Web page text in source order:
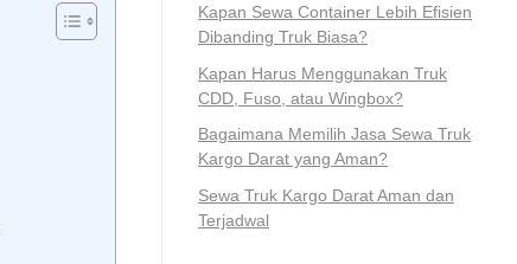
Kapan Sewa Container Lebih Efisien
Dibanding Truk Biasa?
Kapan Harus Menggunakan Truk
CDD, Fuso, atau Wingbox?
Bagaimana Memilih Jasa Sewa Truk
Kargo Darat yang Aman?
Sewa Truk Kargo Darat Aman dan
Terjadwal